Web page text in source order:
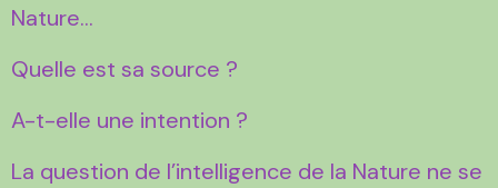
Nature…
Quelle est sa source ?
A-t-elle une intention ?
La question de l’intelligence de la Nature ne se